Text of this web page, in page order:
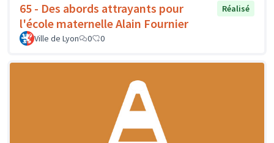
65 - Des abords attrayants pour
l'école maternelle Alain Fournier
Réalisé
Ville de Lyon 0 0